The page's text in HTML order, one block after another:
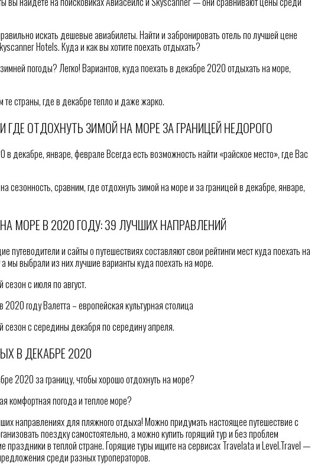
искать дешевые авиабилеты. Найти и забронировать отель по лучшей цене
Hotels. Куда и как вы хотите поехать отдыхать?
погоды? Легко! Вариантов, куда поехать в декабре 2020 отдыхать на море,
страны, где в декабре тепло и даже жарко.
ГДЕ ОТДОХНУТЬ ЗИМОЙ НА МОРЕ ЗА ГРАНИЦЕЙ НЕДОРОГО
декабре, январе, феврале Всегда есть возможность найти «райское место», где Вас
сезонность, сравним, где отдохнуть зимой на море и за границей в декабре, январе,
МОРЕ В 2020 ГОДУ: 39 ЛУЧШИХ НАПРАВЛЕНИЙ
путеводители и сайты о путешествиях составляют свои рейтинги мест куда поехать на
мы выбрали из них лучшие варианты куда поехать на море.
сезон с июля по август.
2020 году Валетта – европейская культурная столица
сезон с середины декабря по середину апреля.
В ДЕКАБРЕ 2020
2020 за границу, чтобы хорошо отдохнуть на море?
комфортная погода и теплое море?
направлениях для пляжного отдыха! Можно придумать настоящее путешествие с
поездку самостоятельно, а можно купить горящий тур и без проблем
праздники в теплой стране. Горящие туры ищите на сервисах Travelata и Level.Travel —
среди разных туроператоров.